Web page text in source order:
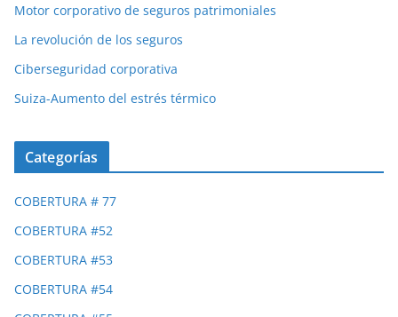
Motor corporativo de seguros patrimoniales
La revolución de los seguros
Ciberseguridad corporativa
Suiza-Aumento del estrés térmico
Categorías
COBERTURA # 77
COBERTURA #52
COBERTURA #53
COBERTURA #54